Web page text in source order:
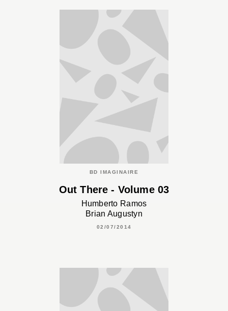
BD IMAGINAIRE
Out There - Volume 03
Humberto Ramos
Brian Augustyn
02/07/2014